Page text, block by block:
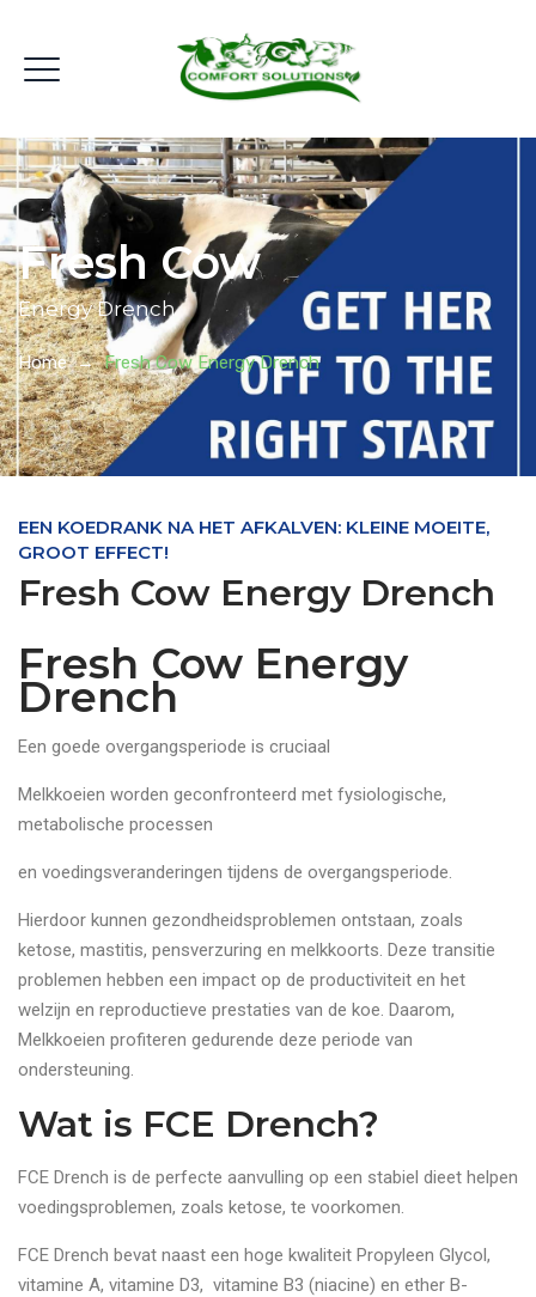
Fresh Cow
Energy Drench
Home→Fresh Cow Energy Drench
EEN KOEDRANK NA HET AFKALVEN: KLEINE MOEITE,
GROOT EFFECT!
Fresh Cow Energy Drench
Fresh Cow Energy
Drench
Een goede overgangsperiode is cruciaal
Melkkoeien worden geconfronteerd met fysiologische,
metabolische processen
en voedingsveranderingen tijdens de overgangsperiode.
Hierdoor kunnen gezondheidsproblemen ontstaan, zoals
ketose, mastitis, pensverzuring en melkkoorts. Deze transitie
problemen hebben een impact op de productiviteit en het
welzijn en reproductieve prestaties van de koe. Daarom,
Melkkoeien profiteren gedurende deze periode van
ondersteuning.
Wat is FCE Drench?
FCE Drench is de perfecte aanvulling op een stabiel dieet helpen
voedingsproblemen, zoals ketose, te voorkomen.
FCE Drench bevat naast een hoge kwaliteit Propyleen Glycol,
vitamine A, vitamine D3, vitamine B3 (niacine) en ether B-